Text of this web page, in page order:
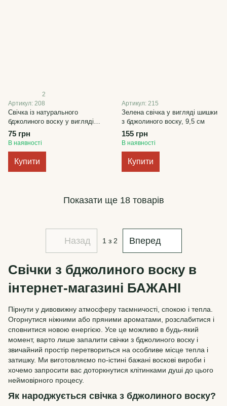
2
Артикул: 208
Свічка із натурального
бджолиного воску у вигляді
шишки
75 грн
В наявності
Купити
Артикул: 215
Зелена свічка у вигляді шишки
з бджолиного воску, 9,5 см
155 грн
В наявності
Купити
Показати ще 18 товарів
Назад 1з 2 Вперед
Свічки з бджолиного воску в
інтернет-магазині БАЖАНІ
Пірнути у дивовижну атмосферу таємничості, спокою і тепла.
Огорнутися ніжними або пряними ароматами, розслабитися і
сповнитися новою енергією. Усе це можливо в будь-який
момент, варто лише запалити свічки з бджолиного воску і
звичайний простір перетвориться на особливе місце тепла і
затишку. Ми виготовляємо по-істині бажані воскові вироби і
хочемо запросити вас доторкнутися клітинками душі до цього
неймовірного процесу.
Як народжується свічка з бджолиного воску?